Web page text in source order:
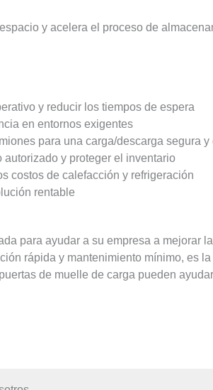
y acelera el proceso de
y reducir los tiempos de espera
en entornos exigentes
para una carga/descarga segura y
autorizado y proteger el inventario
costos de calefacción y refrigeración
rentable
para ayudar a su empresa a mejorar
rápida y mantenimiento mínimo, es
de muelle de carga pueden